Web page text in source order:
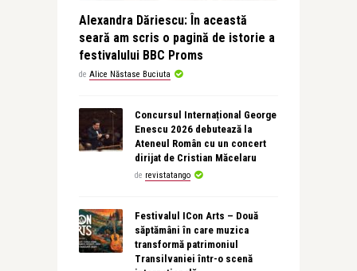
Alexandra Dăriescu: În această
seară am scris o pagină de istorie a
festivalului BBC Proms
de Alice Năstase Buciuta
Concursul Internațional George
Enescu 2026 debutează la
Ateneul Român cu un concert
dirijat de Cristian Măcelaru
de revistatango
Festivalul ICon Arts – Două
săptămâni în care muzica
transformă patrimoniul
Transilvaniei într-o scenă